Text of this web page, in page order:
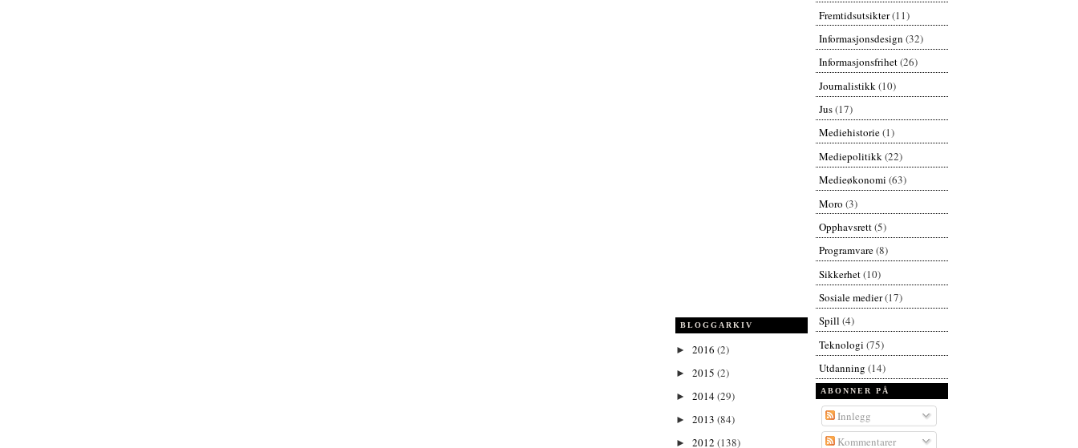
BLOGGARKIV
► 2016 (2)
► 2015 (2)
► 2014(29)
► 2013 (84)
► 2012 (138)
Fremtidsutsikter(11)
Informasjonsdesign (32)
Informasjonsfrihet(26)
Journalistikk(10)
Jus(17)
Mediehistorie(1)
Mediepolitikk(22)
Medieøkonomi (63)
Moro (3)
Opphavsrett(5)
Programvare(8)
Sikkerhet(10)
Sosiale medier(17)
Spill (4)
Teknologi (75)
Utdanning (14)
ABONNER PÅ
Innlegg
Kommentarer